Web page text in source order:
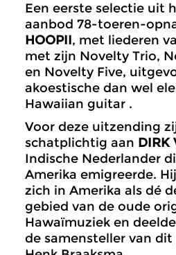
Een eerste selectie uit
aanbod 78-toeren-
HOOPII, met liederen
met zijn Novelty Trio,
en Novelty Five,
akoestische dan wel
Hawaiian guitar .
Voor deze uitzending
schatplichtig aan DIRK
Indische Nederlander
Amerika emigreerde.
zich in Amerika als dé
gebied van de oude
Hawaïmuziek en
de samensteller van